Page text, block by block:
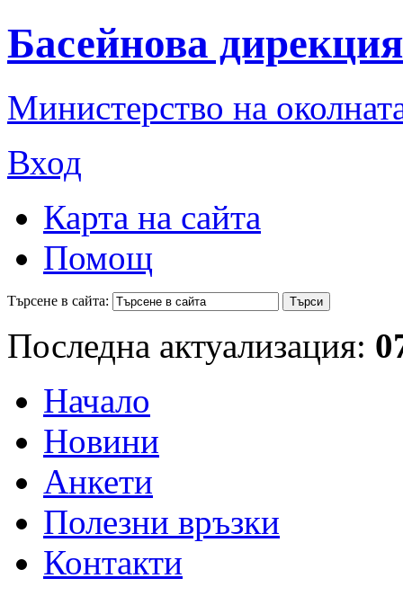
Басейнова
Министерство на
Вход
Карта на сайта
Помощ
Търсене в сайта:
Последна актуализация:
Начало
Новини
Анкети
Полезни връзки
Контакти